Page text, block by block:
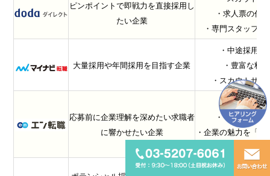
ピンポイントで即戦力を直接採用し
たい企業
・求人票の作
・専門スタッフの
大量採用や年間採用を目指す企業
・中途採用に
・豊富な料
・スカウトサー
応募前に企業理解を深めたい求職者
に響かせたい企業
・社員口
・インタビュ
・企業の魅力を「
求可能
・20代／キャリアチ